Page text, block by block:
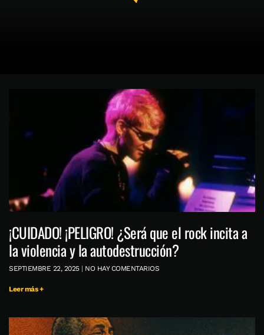
¡CUIDADO! ¡PELIGRO! ¿Será que el rock incita a
la violencia y la autodestrucción?
SEPTIEMBRE 22, 2025 NO HAY COMENTARIOS
Leer más +